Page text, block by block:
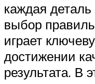
каждая
выбор
играет
достижении
результата. В